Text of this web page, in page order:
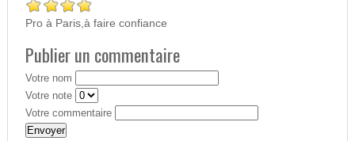
Pro à Paris,à faire confiance
Publier un commentaire
Votre nom
Votre note
Votre commentaire